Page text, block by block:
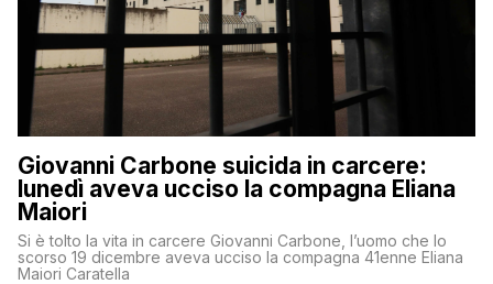
Giovanni Carbone suicida in carcere:
lunedì aveva ucciso la compagna Eliana
Maiori
Si è tolto la vita in carcere Giovanni Carbone, l’uomo che lo
scorso 19 dicembre aveva ucciso la compagna 41enne Eliana
Maiori Caratella